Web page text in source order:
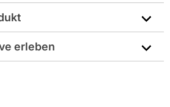
cm
Produkt? Nutzen Sie den
erleben